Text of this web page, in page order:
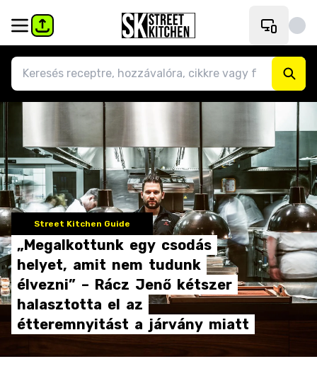
Street Kitchen Guide
„Megalkottunk egy csodás
helyet, amit nem tudunk
élvezni” – Rácz Jenő kétszer
halasztotta el az
étteremnyitást a járvány miatt